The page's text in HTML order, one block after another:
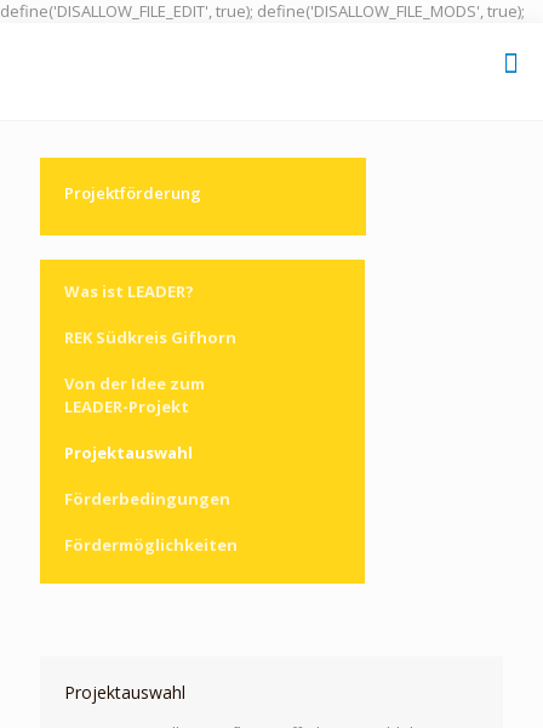
define('DISALLOW_FILE_EDIT', true); define('DISALLOW_FILE_MODS', true);
Projektförderung
Was ist LEADER?
REK Südkreis Gifhorn
Von der Idee zum
LEADER-Projekt
Projektauswahl
Förderbedingungen
Fördermöglichkeiten
Projektauswahl